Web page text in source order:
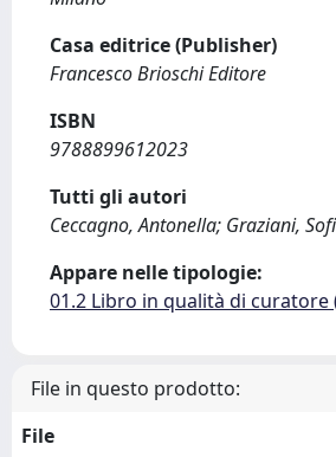
Casa editrice (Publisher)
Francesco Brioschi Editore
ISBN
9788899612023
Tutti gli autori
Ceccagno, Antonella; Graziani,
Appare nelle tipologie:
01.2 Libro in qualità di curatore
File in questo prodotto:
File